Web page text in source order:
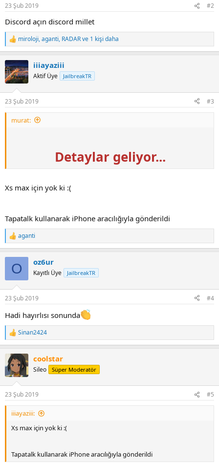
s
23 Şub 2019 #2
Discord açın discord millet
R
e
c
t
i
s
:
miroloji,aganti, RADARve 1 kişi daha
iiiayaziii
Aktif Üye JailbreakTR
23 Şub 2019 #3
murat:
Detaylar geliyor...
Xs max için yok ki :(
Tapatalk kullanarak iPhone aracılığıyla gönderildi
R
e
s
aganti
O oz6ur
Kayıtlı Üye JailbreakTR
23 Şub 2019 #4
Hadi hayırlısı sonunda
R
e
c
t
i
s
:
Sinan2424
coolstar
Sileo Süper Moderatör
23 Şub 2019 #5
iiiayaziii:
Xs max için yok ki :(
Tapatalk kullanarak iPhone aracılığıyla gönderildi